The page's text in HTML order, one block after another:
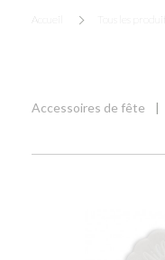
Accueil Tous les produits
Accessoires de fête